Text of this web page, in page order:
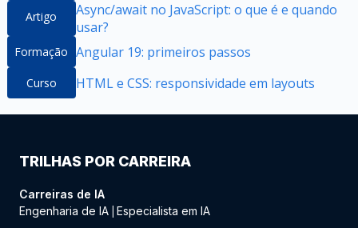
Artigo
Async/await no JavaScript: o que é e quando
usar?
Formação Angular 19: primeiros passos
Curso HTML e CSS: responsividade em layouts
TRILHAS POR CARREIRA
Carreiras de IA
Engenharia de IA Especialista em IA